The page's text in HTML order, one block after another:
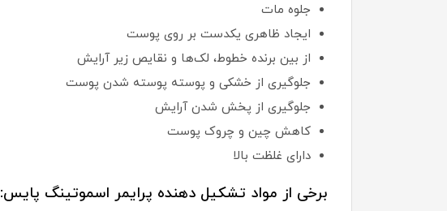
جلوه مات
ایجاد ظاهری یکدست بر روی پوست
از بین برنده خطوط، لک‌ها و نقایص زیر آرایش
جلوگیری از خشکی و پوسته پوسته شدن پوست
جلوگیری از پخش شدن آرایش
کاهش چین و چروک پوست
دارای غلظت بالا
برخی از مواد تشکیل دهنده پرایمر اسموتینگ پایس: